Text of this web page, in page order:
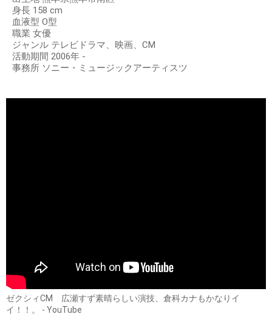
身長 158 cm
血液型 O型
職業 女優
ジャンル テレビドラマ、映画、CM
活動期間 2006年 -
事務所 ソニー・ミュージックアーティスツ
ゼクシィCM 広瀬すず素晴らしい演技、倉科カナもかなりイ
イ！！。 - YouTube